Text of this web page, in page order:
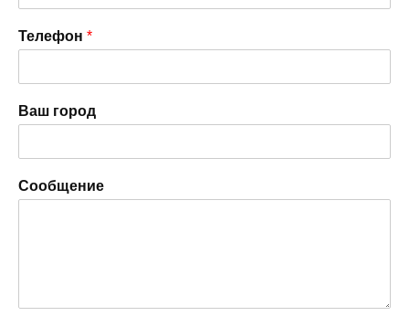
Телефон *
Ваш город
Сообщение